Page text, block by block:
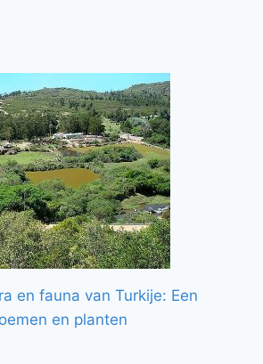
en fauna van Turkije: Een
en planten